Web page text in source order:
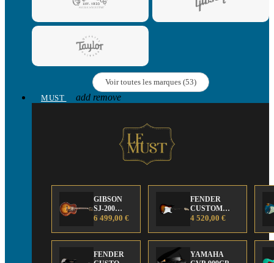
Voir toutes les marques (53)
MUST
add remove
GIBSON
SJ-200
Anniversary
Edition
6 499,00 €
FENDER
CUSTOM
SHOP Strat 63'
4 520,00 €
FENDER
YAMAHA